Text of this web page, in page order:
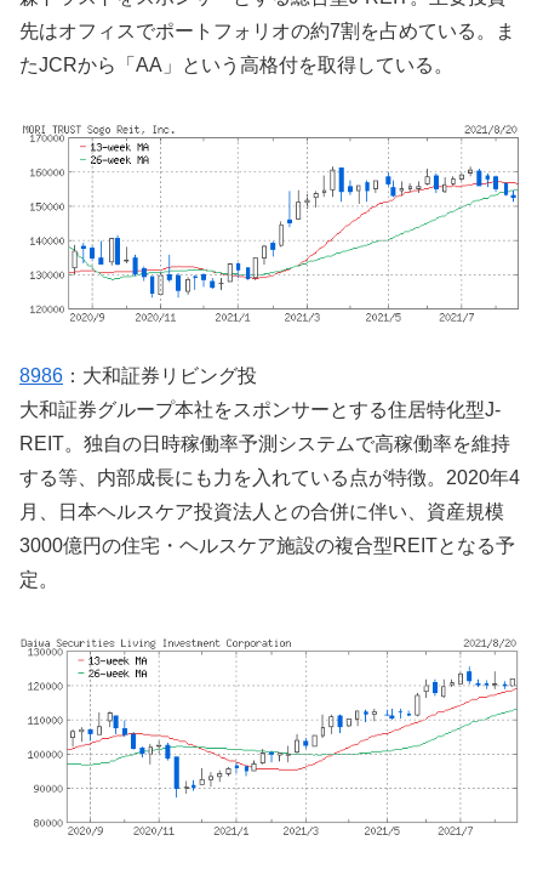
先はオフィスでポートフォリオの約7割を占めている。ま
たJCRから「AA」という高格付を取得している。
8986 ：大和証券リビング投
大和証券グループ本社をスポンサーとする住居特化型J-
REIT。独自の日時稼働率予測システムで高稼働率を維持
する等、内部成長にも力を入れている点が特徴。2020年4
月、日本ヘルスケア投資法人との合併に伴い、資産規模
3000億円の住宅・ヘルスケア施設の複合型REITとなる予
定。